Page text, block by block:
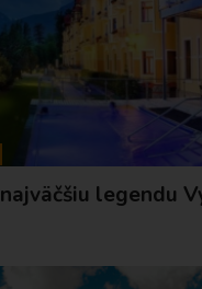
legendu